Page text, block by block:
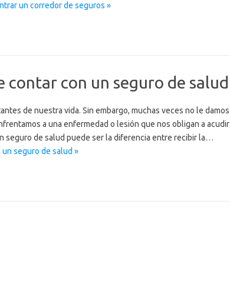
un corredor de seguros »
contar con un seguro de salud
de nuestra vida. Sin embargo, muchas veces no le damos
a una enfermedad o lesión que nos obligan a acudir
seguro de salud puede ser la diferencia entre recibir la…
seguro de salud »